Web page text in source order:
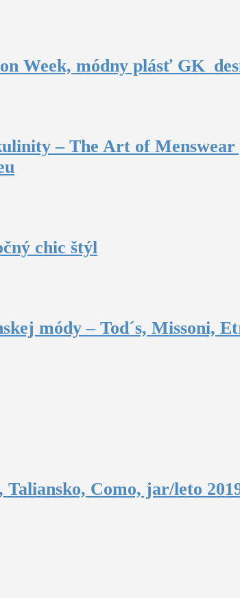
Week, módny plásť
– The Art of Menswear
chic štýl
módy – Tod´s, Missoni,
Taliansko, Como, jar/leto